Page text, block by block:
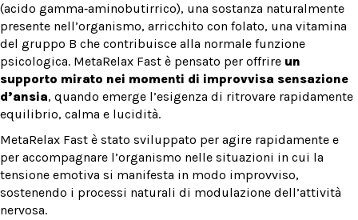
(acido gamma‑aminobutirrico), una sostanza naturalmente
presente nell’organismo, arricchito con folato, una vitamina
del gruppo B che contribuisce alla normale funzione
psicologica. MetaRelax Fast è pensato per offrire un
supporto mirato nei momenti di improvvisa sensazione
d’ansia, quando emerge l’esigenza di ritrovare rapidamente
equilibrio, calma e lucidità.
MetaRelax Fast è stato sviluppato per agire rapidamente e
per accompagnare l’organismo nelle situazioni in cui la
tensione emotiva si manifesta in modo improvviso,
sostenendo i processi naturali di modulazione dell’attività
nervosa.